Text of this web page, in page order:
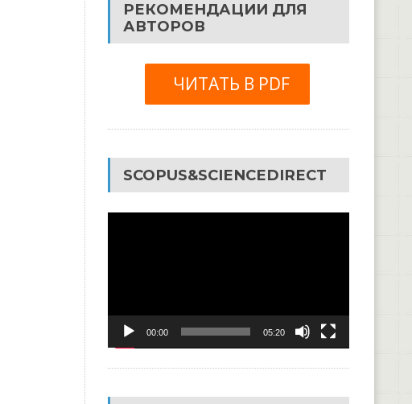
РЕКОМЕНДАЦИИ ДЛЯ
АВТОРОВ
ЧИТАТЬ В PDF
SCOPUS&SCIENCEDIRECT
00:00 05:20